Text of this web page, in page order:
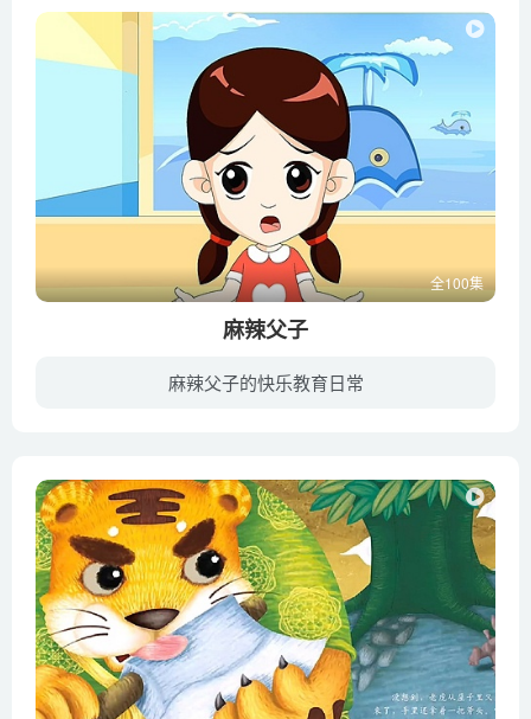
全100集
麻辣父子
麻辣父子的快乐教育日常